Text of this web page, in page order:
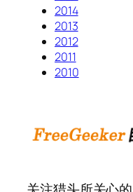
2014
2013
2012
2011
2010